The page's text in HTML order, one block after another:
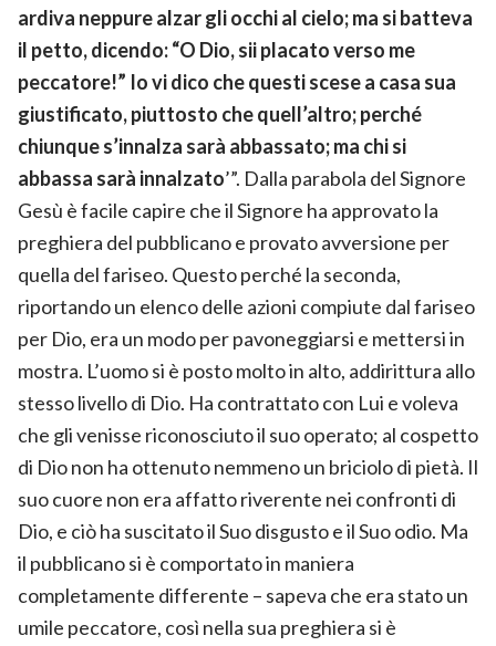
ardiva neppure alzar gli occhi al cielo; ma si batteva
il petto, dicendo: “O Dio, sii placato verso me
peccatore!” Io vi dico che questi scese a casa sua
giustificato, piuttosto che quell’altro; perché
chiunque s’innalza sarà abbassato; ma chi si
abbassa sarà innalzato’”. Dalla parabola del Signore
Gesù è facile capire che il Signore ha approvato la
preghiera del pubblicano e provato avversione per
quella del fariseo. Questo perché la seconda,
riportando un elenco delle azioni compiute dal fariseo
per Dio, era un modo per pavoneggiarsi e mettersi in
mostra. L’uomo si è posto molto in alto, addirittura allo
stesso livello di Dio. Ha contrattato con Lui e voleva
che gli venisse riconosciuto il suo operato; al cospetto
di Dio non ha ottenuto nemmeno un briciolo di pietà. Il
suo cuore non era affatto riverente nei confronti di
Dio, e ciò ha suscitato il Suo disgusto e il Suo odio. Ma
il pubblicano si è comportato in maniera
completamente differente – sapeva che era stato un
umile peccatore, così nella sua preghiera si è